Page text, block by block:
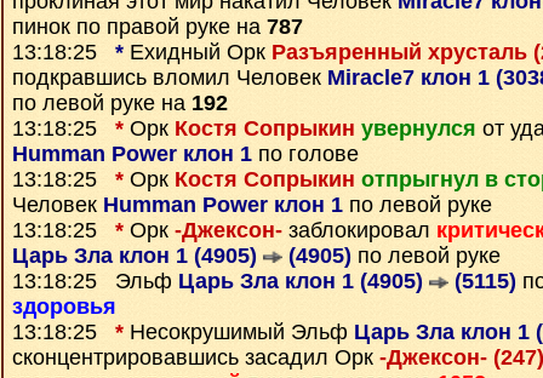
пинок по правой руке на 787
13:18:25 * Ехидный Орк Разъяренный хрусталь
подкравшись вломил Человек Miracle7 клон 1
по левой руке на 192
13:18:25 * Орк Костя Сопрыкин увернулся от
Humman Power клон 1 по голове
13:18:25 * Орк Костя Сопрыкин отпрыгнул в
Человек Humman Power клон 1 по левой руке
13:18:25 * Орк -Джексон- заблокировал
Царь Зла клон 1 (4905)
(4905) по левой руке
13:18:25 Эльф Царь Зла клон 1 (4905) (5115)
здоровья
13:18:25 * Несокрушимый Эльф Царь Зла клон 1
сконцентрировавшись засадил Орк -Джексон-